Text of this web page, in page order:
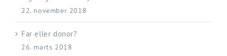
22. november 2018
Far eller donor?
26. marts 2018